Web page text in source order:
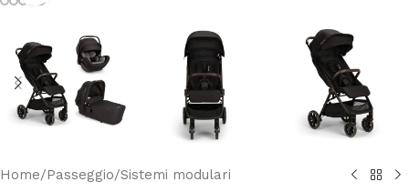
Home/Passeggio/Sistemi modulari